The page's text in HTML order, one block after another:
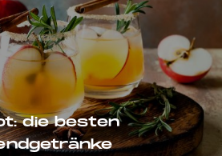
die besten